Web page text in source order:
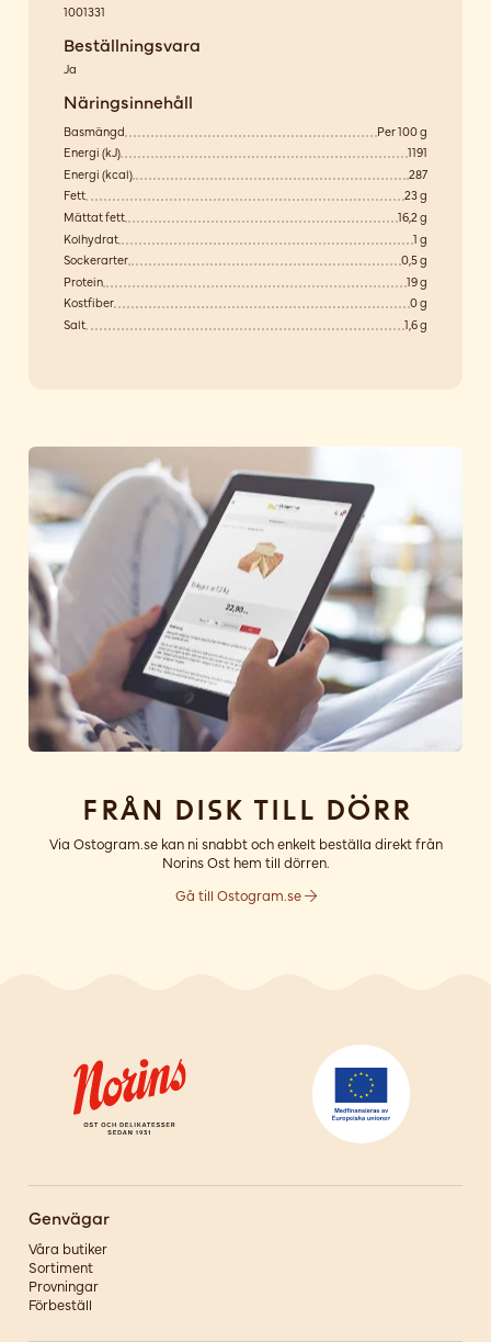
1001331
Beställningsvara
Ja
Näringsinnehåll
Basmängd
Per 100 g
Energi (kJ)
1191
Energi (kcal)
287
Fett
23 g
Mättat fett
16,2 g
Kolhydrat
1 g
Sockerarter
0,5 g
Protein
19 g
Kostfiber
0 g
Salt
1,6 g
Från disk till dörr
Via Ostogram.se kan ni snabbt och enkelt beställa direkt från
Norins Ost hem till dörren.
Gå till Ostogram.se
Genvägar
Våra butiker
Sortiment
Provningar
Förbeställ